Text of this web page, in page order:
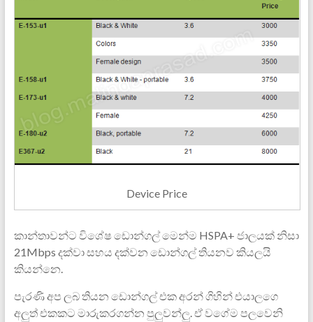
Device Price
කාන්තාවන්ට විශේෂ ඩොන්ගල් මෙන්ම HSPA+ ජාලයක් නිසා
21Mbps දක්වා සහය දක්වන ඩොන්ගල් තියනව කියලයි
කියන්නෙ.
පැරණි අප ලබ තියන ඩොන්ගල් එක අරන් ගිහින් එයාලගෙ
අලුත් එකකට මාරුකරගන්න පුලුවන්ලු. ඒ වගේම පලවෙනි